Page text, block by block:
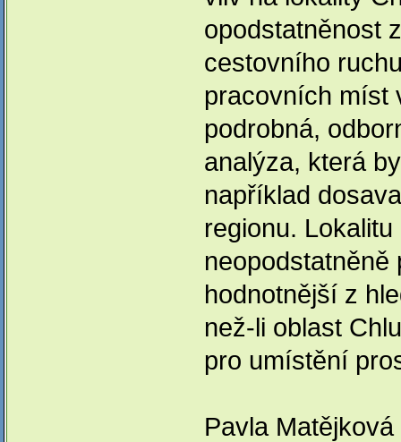
opodstatněnost
cestovního
pracovních míst
podrobná,
analýza, která
například
regionu.
neopodstatněně
hodnotnější z
než-li oblast
pro umístění
Pavla